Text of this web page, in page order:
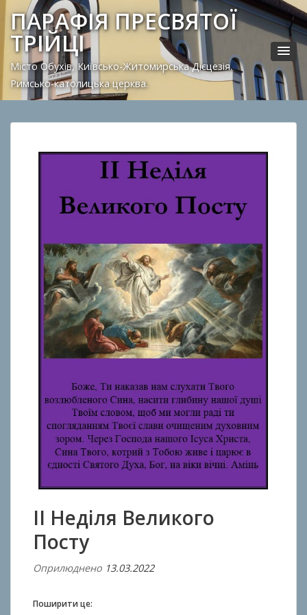
ПАРАФІЯ ПРЕСВЯТОЇ
ТРІЙЦІ
Місто Обухів, Київсько-Житомирська Дієцезія.
Римсько-католицька церква.
ІI Неділя Великого
Посту
Оприлюднено 13.03.2022В
Поширити це: